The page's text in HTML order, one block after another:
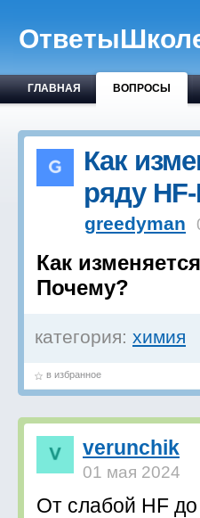
ГЛАВНАЯ ВОПРОСЫ
Как
ряду
greedyman
Как
Почему?
категория: химия
в избранное
verunchik
01 мая 2024
От слабой HF